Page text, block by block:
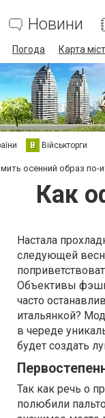
Новини
Погода Карта
В Військторги
осенний образ по-
Как
Настала
следующей
Объективы
часто
итальянкой?
в череде
будет создать
Так как речь о
полюбили